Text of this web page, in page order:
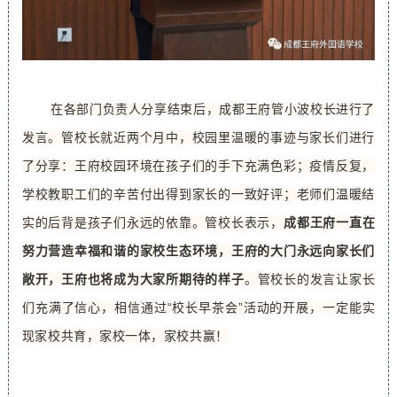
在各部门负责人分享结束后，成都王府管小波校长进行了
发言。管校长就近两个月中，校园里温暖的事迹与家长们进行
了分享：王府校园环境在孩子们的手下充满色彩；疫情反复，
学校教职工们的辛苦付出得到家长的一致好评；老师们温暖结
实的后背是孩子们永远的依靠。管校长表示， 成都王府一直在
努力营造幸福和谐的家校生态环境， 王府的大门永远向家长们
敞开，王府也将成为大家所期待的样子。 管校长的发言让家长
们充满了信心，相信通过“校长早茶会”活动的开展，一定能实
现家校共育，家校一体，家校共赢！